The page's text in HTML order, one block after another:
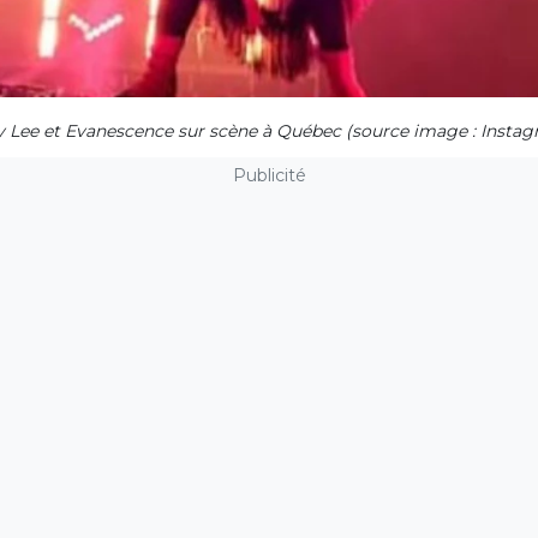
Lee et Evanescence sur scène à Québec (source image :
Publicité